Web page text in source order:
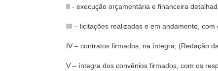
II - execução orçamentária e financeira
III – licitações realizadas e em andamento,
IV – contratos firmados, na íntegra; (Redação
V – íntegra dos convênios firmados, com os